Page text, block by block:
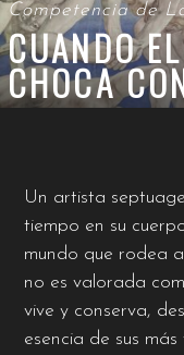
Competencia de
CUANDO
CHOCA
Un artista
tiempo en su
mundo que rodea
no es valorada
vive y conserva,
esencia de sus